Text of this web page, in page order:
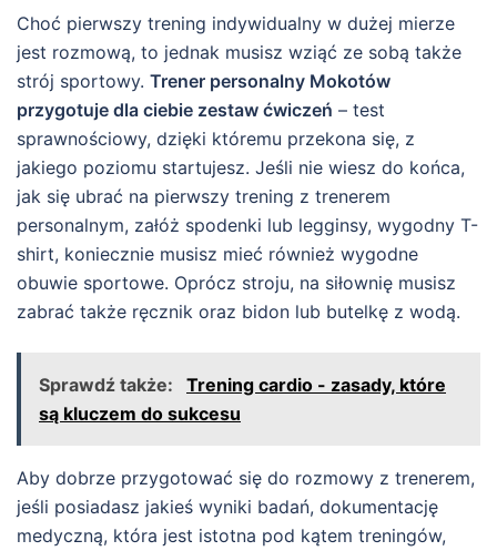
Choć pierwszy trening indywidualny w dużej mierze
jest rozmową, to jednak musisz wziąć ze sobą także
strój sportowy. Trener personalny Mokotów
przygotuje dla ciebie zestaw ćwiczeń – test
sprawnościowy, dzięki któremu przekona się, z
jakiego poziomu startujesz. Jeśli nie wiesz do końca,
jak się ubrać na pierwszy trening z trenerem
personalnym, załóż spodenki lub legginsy, wygodny T-
shirt, koniecznie musisz mieć również wygodne
obuwie sportowe. Oprócz stroju, na siłownię musisz
zabrać także ręcznik oraz bidon lub butelkę z wodą.
Sprawdź także:
Trening cardio - zasady, które
są kluczem do sukcesu
Aby dobrze przygotować się do rozmowy z trenerem,
jeśli posiadasz jakieś wyniki badań, dokumentację
medyczną, która jest istotna pod kątem treningów,